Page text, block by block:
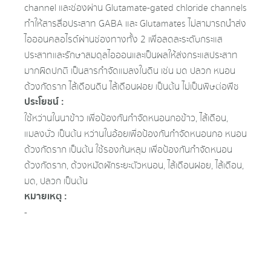
channel และช่องผ่าน Glutamate-gated chloride channels
ทำให้สารสื่อประสาท GABA และ Glutamates ไม่สามารถนำส่ง
ไอออนคลอไรด์ผ่านช่องทางทั้ง 2 เพื่อลดละระดับกระแส
ประสาทและรักษาสมดุลไอออนและเป็นผลให้ส่งกระแสประสาท
มากผิดปกติ เป็นสารกำจัดแมลงในดิน เช่น มด ปลวก หนอน
ด้วงกัดราก ไส้เดือนดิน ไส้เดือนฝอย เป็นต้น ไม่เป็นพิษต่อพืช
ประโยชน์ :
ใช้หว่านในนาข้าว เพื่อป้องกันกําจัดหนอนกอข้าว, ไส้เดือน,
แมลงบั่ว เป็นต้น หว่านในอ้อยเพื่อป้องกันกําจัดหนอนกอ หนอน
ด้วงกัดราก เป็นต้น ใช้รองก้นหลุม เพื่อป้องกันกําจัดหนอน
ด้วงกัดราก, ด้วงหมัดผักระยะตัวหนอน, ไส้เดือนฝอย, ไส้เดือน,
มด, ปลวก เป็นต้น
หมายเหตุ :
-